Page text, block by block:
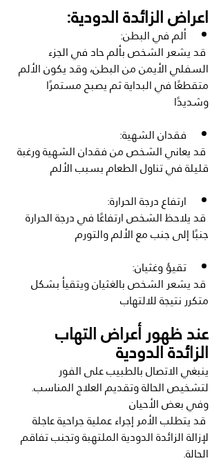
اعراض الزائدة الدودية:
ألم في البطن:
قد يشعر الشخص بألم حاد في الجزء
السفلي الأيمن من البطن، وقد يكون الألم
متقطعًا في البداية ثم يصبح مستمرًا
وشديدًا
فقدان الشهية:
قد يعاني الشخص من فقدان الشهية ورغبة
قليلة في تناول الطعام بسبب الألم
ارتفاع درجة الحرارة:
قد يلاحظ الشخص ارتفاعًا في درجة الحرارة
جنبًا إلى جنب مع الألم والتورم
تقيؤ وغثيان:
قد يشعر الشخص بالغثيان ويتقيأ بشكل
متكرر نتيجة للالتهاب
عند ظهور أعراض التهاب
الزائدة الدودية
ينبغي الاتصال بالطبيب على الفور
لتشخيص الحالة وتقديم العلاج المناسب.
وفي بعض الأحيان
قد يتطلب الأمر إجراء عملية جراحية عاجلة
لإزالة الزائدة الدودية الملتهبة وتجنب تفاقم
الحالة.